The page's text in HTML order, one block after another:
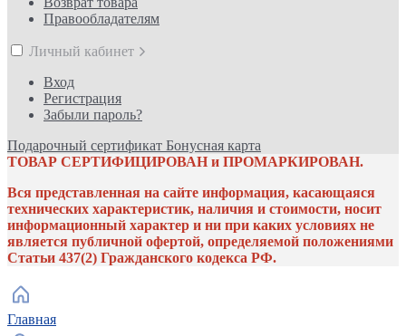
Правообладателям
Личный кабинет
Вход
Регистрация
Забыли пароль?
Подарочный сертификат Бонусная карта
ТОВАР СЕРТИФИЦИРОВАН и ПРОМАРКИРОВАН.
Вся представленная на сайте информация, касающаяся
технических характеристик, наличия и стоимости, носит
информационный характер и ни при каких условиях не
является публичной офертой, определяемой положениями
Статьи 437(2) Гражданского кодекса РФ.
Главная